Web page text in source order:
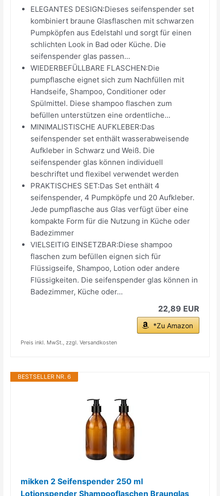
ELEGANTES DESIGN:Dieses seifenspender set
kombiniert braune Glasflaschen mit schwarzen
Pumpköpfen aus Edelstahl und sorgt für einen
schlichten Look in Bad oder Küche. Die
seifenspender glas passen...
WIEDERBEFÜLLBARE FLASCHEN:Die
pumpflasche eignet sich zum Nachfüllen mit
Handseife, Shampoo, Conditioner oder
Spülmittel. Diese shampoo flaschen zum
befüllen unterstützen eine ordentliche...
MINIMALISTISCHE AUFKLEBER:Das
seifenspender set enthält wasserabweisende
Aufkleber in Schwarz und Weiß. Die
seifenspender glas können individuell
beschriftet und flexibel verwendet werden
PRAKTISCHES SET:Das Set enthält 4
seifenspender, 4 Pumpköpfe und 20 Aufkleber.
Jede pumpflasche aus Glas verfügt über eine
kompakte Form für die Nutzung in Küche oder
Badezimmer
VIELSEITIG EINSETZBAR:Diese shampoo
flaschen zum befüllen eignen sich für
Flüssigseife, Shampoo, Lotion oder andere
Flüssigkeiten. Die seifenspender glas können in
Badezimmer, Küche oder...
22,89 EUR
*Zu Amazon
Preis inkl. MwSt., zzgl. Versandkosten
BESTSELLER NR. 6
mikken 2 Seifenspender 250 ml
Lotionspender Shampooflaschen Braunglas